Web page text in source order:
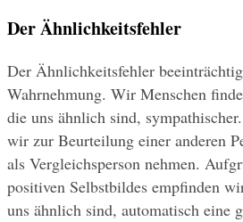
Der Ähnlichkeitsfehler
Der Ähnlichkeitsfehler
Wahrnehmung. Wir Menschen
die uns ähnlich sind,
wir zur Beurteilung einer anderen
als Vergleichsperson nehmen.
positiven Selbstbildes empfinden
uns ähnlich sind, automatisch eine